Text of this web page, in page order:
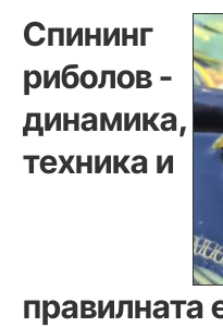
Спининг
риболов -
динамика,
техника и
правилната